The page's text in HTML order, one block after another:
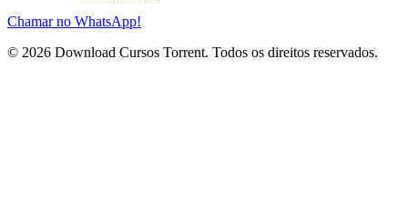
Chamar no WhatsApp!
© 2026 Download Cursos Torrent. Todos os direitos reservados.